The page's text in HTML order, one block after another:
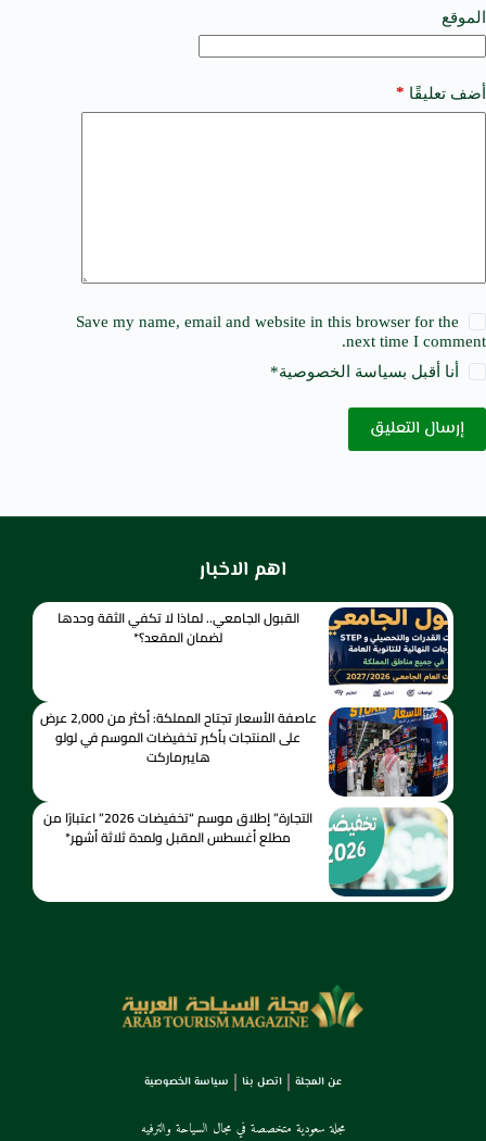
الموقع
أضف تعليقًا *
Save my name, email and website in this browser for the
next time I comment.
أنا أقبل بسياسة الخصوصية*
إرسال التعليق
e
:
اهم الاخبار
القبول الجامعي.. لماذا لا تكفي الثقة وحدها
لضمان المقعد؟*
عاصفة الأسعار تجتاح المملكة: أكثر من 2,000 عرض
على المنتجات بأكبر تخفيضات الموسم في لولو
هايبرماركت
التجارة” إطلاق موسم “تخفيضات 2026” اعتبارًا من
مطلع أغسطس المقبل ولمدة ثلاثة أشهر*
عن المجلة اتصل بنا سياسة الخصوصية
مجلة سعودية متخصصة في مجال السياحة والترفيه